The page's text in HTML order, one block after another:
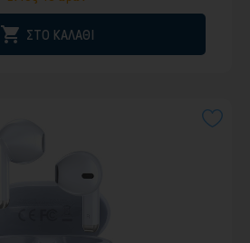
 ΣΤΟ ΚΑΛΑΘΙ